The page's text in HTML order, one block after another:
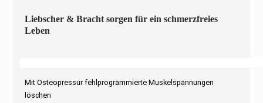
Liebscher & Bracht sorgen für ein schmerzfreies
Leben
Mit Osteopressur fehlprogrammierte Muskelspannungen
löschen